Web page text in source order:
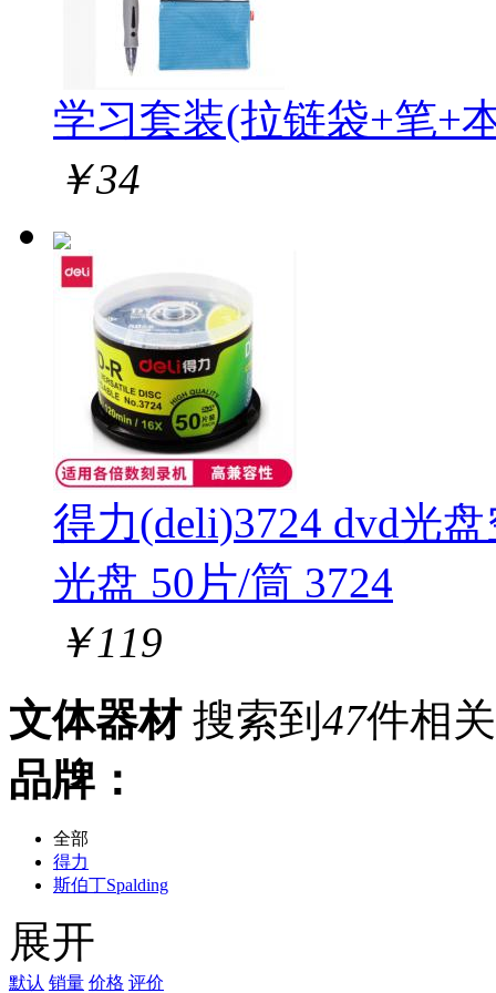
学习套装(拉链袋+笔+
￥34
得力(deli)3724 dvd光
光盘 50片/筒 3724
￥119
文体器材搜索到 47件相
品牌：
全部
得力
斯伯丁Spalding
李宁
361°
匹克
展开
默认 销量 价格 评价